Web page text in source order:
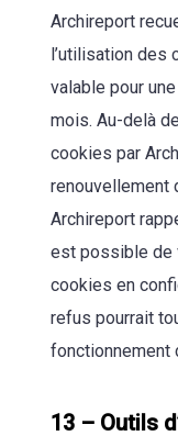
Archireport
l’utilisation des
valable pour
mois. Au-delà
cookies par
renouvellement
Archireport
est possible de
cookies en
refus pourrait
fonctionnement
13 – Outils